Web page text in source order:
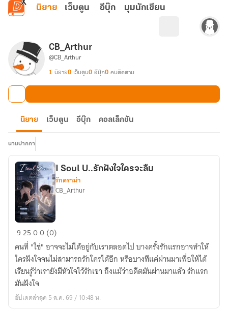
ข้ามไปยังเนื้อหาหลัก
นิยาย เว็บตูน อีบุ๊ก มุมนักเขียน
CB_Arthur
@CB_Arthur
1 นิยาย0 เว็บตูน0 อีบุ๊ก0 คนติดตาม
นิยาย เว็บตูน อีบุ๊ก คอลเล็กชัน
นามปากกา
I
Soul
U..รัก
ฝังใจ
ใคร
จะ
ลืม
I Soul U..รักฝังใจใครจะลืม
รักดราม่า
CB_Arthur
92500 (0)
คนที่ "ใช่" อาจจะไม่ได้อยู่กับเราตลอดไป บางครั้งรักแรกอาจทำให้
ใครฝังใจจนไม่สามารถรักใครได้อีก หรือบางทีแค่ผ่านมาเพื่อให้ได้
เรียนรู้ว่าเรายังมีหัวใจไว้รักเขา ถึงแม้ว่าอดีตมันผ่านมาแล้ว รักแรก
มันฝังใจ
อัปเดตล่าสุด 5 ส.ค. 69 / 10:48 น.